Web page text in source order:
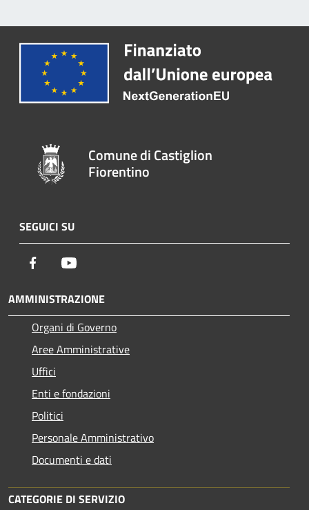
Comune di Castiglion
Fiorentino
SEGUICI SU
Facebook
AMMINISTRAZIONE
Organi di Governo
Aree Amministrative
Uffici
Enti e fondazioni
Politici
Personale Amministrativo
Documenti e dati
CATEGORIE DI SERVIZIO